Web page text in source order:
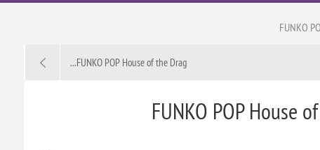
FUNKO
FUNKO POP House of the Drag...
FUNKO POP House